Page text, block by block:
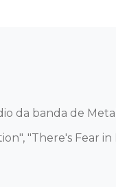
da banda de
"There's Fear